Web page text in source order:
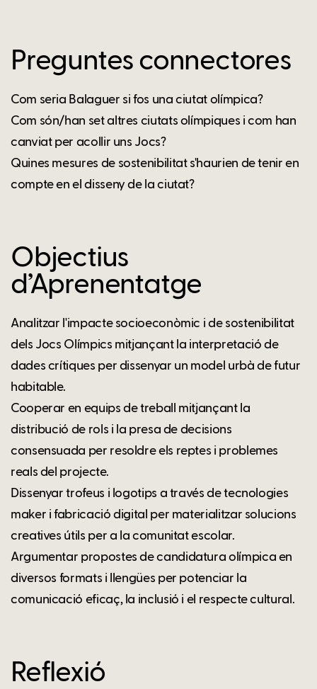
Preguntes connectores
Com seria Balaguer si fos una ciutat olímpica?
Com són/han set altres ciutats olímpiques i com han
canviat per acollir uns Jocs?
Quines mesures de sostenibilitat s'haurien de tenir en
compte en el disseny de la ciutat?
Objectius
d’Aprenentatge
Analitzar l'impacte socioeconòmic i de sostenibilitat
dels Jocs Olímpics mitjançant la interpretació de
dades crítiques per dissenyar un model urbà de futur
habitable.
Cooperar en equips de treball mitjançant la
distribució de rols i la presa de decisions
consensuada per resoldre els reptes i problemes
reals del projecte.
Dissenyar trofeus i logotips a través de tecnologies
maker i fabricació digital per materialitzar solucions
creatives útils per a la comunitat escolar.
Argumentar propostes de candidatura olímpica en
diversos formats i llengües per potenciar la
comunicació eficaç, la inclusió i el respecte cultural.
Reflexió